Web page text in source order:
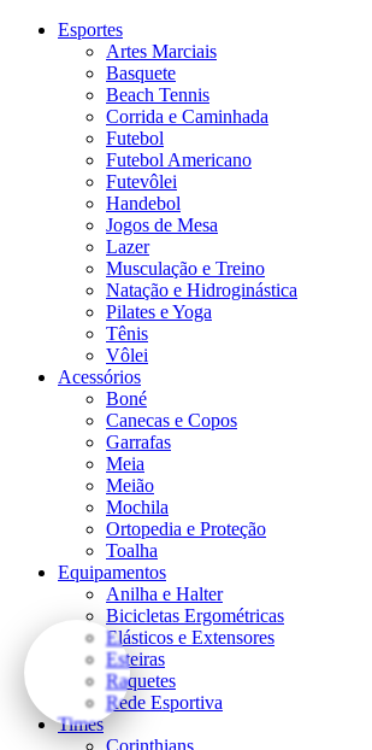
Esportes
Artes Marciais
Basquete
Beach Tennis
Corrida e Caminhada
Futebol
Futebol Americano
Futevôlei
Handebol
Jogos de Mesa
Lazer
Musculação e Treino
Natação e Hidroginástica
Pilates e Yoga
Tênis
Vôlei
Acessórios
Boné
Canecas e Copos
Garrafas
Meia
Meião
Mochila
Ortopedia e Proteção
Toalha
Equipamentos
Anilha e Halter
Bicicletas Ergométricas
Elásticos e Extensores
Esteiras
Raquetes
Rede Esportiva
Times
Corinthians